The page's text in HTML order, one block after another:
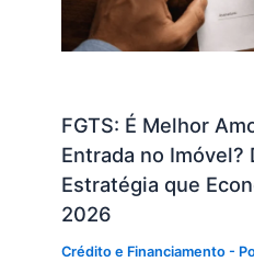
FGTS: É Melhor
Entrada no Imóvel?
Estratégia que
2026
Crédito e Financiamento -